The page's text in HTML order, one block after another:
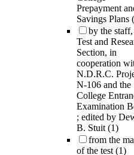
Prepayment
Savings Plans
by the staff,
Test and
Section, in
cooperation
N.D.R.C.
N-106 and the
College
Examination
; edited by
B. Stuit(1)
from the
of the test(1)